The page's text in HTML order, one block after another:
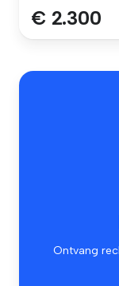
€ 2.300
Ontvang